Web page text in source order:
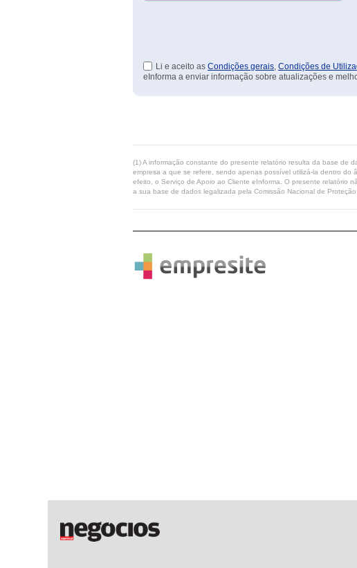
Li e aceito as Condições gerais, Condições de
eInforma a enviar informação sobre atualizações e
(1) A informação constante do presente relatório resulta da base de
empresa a que se refere, sendo apenas possível utilizá-la dentro do
efeito, o Serviço de Apoio ao Cliente eInforma. O presente relatório
a sua base de dados legalizada pela Comissão Nacional de